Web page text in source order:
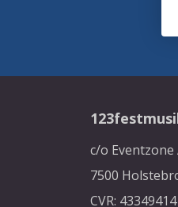
c/o Eventzone
7500
CVR: 43349414